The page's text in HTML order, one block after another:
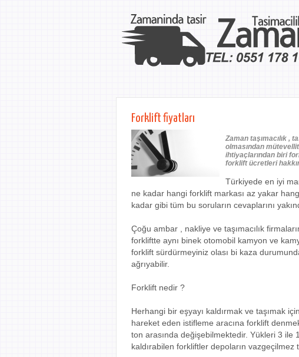
Forklift fiyatları
Zaman taşımacılık ,
olmasından
ihtiyaçlarından biri
forklift ücretleri
Türkiyede en iyi
ne kadar hangi forklift markası az yakar
kadar gibi tüm bu soruların cevaplarını
Çoğu ambar , nakliye ve taşımacılık
forkliftte aynı binek otomobil kamyon ve
forklift sürdürmeyiniz olası bi kaza
ağrıyabilir.
Forklift nedir ?
Herhangi bir eşyayı kaldırmak ve taşımak
hareket eden istifleme aracına forklift
ton arasında değişebilmektedir. Yükleri 3 ile
kaldırabilen forkliftler depoların vazgeçilmez